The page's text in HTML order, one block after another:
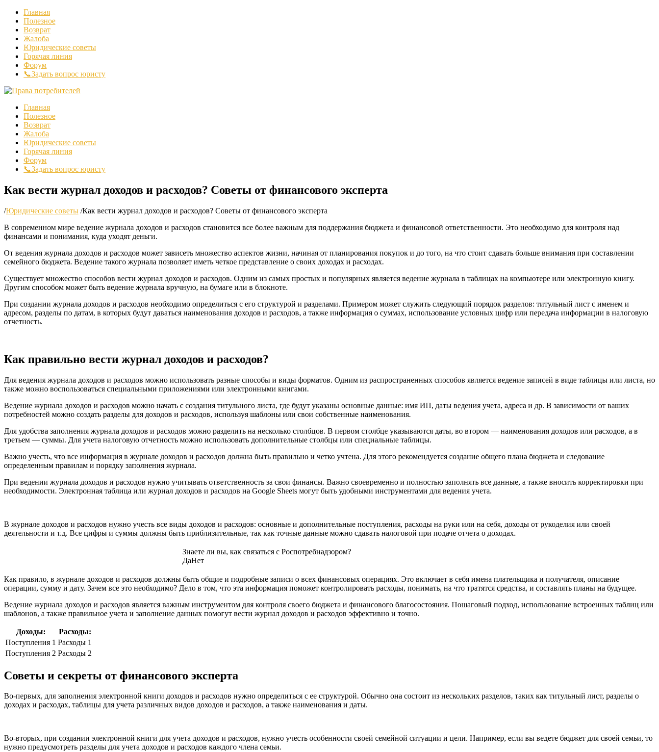
Главная
Полезное
Возврат
Жалоба
Юридические советы
Горячая линия
Форум
📞Задать вопрос юристу
Главная
Полезное
Возврат
Жалоба
Юридические советы
Горячая линия
Форум
📞Задать вопрос юристу
Как вести журнал доходов и расходов? Советы от финансового эксперта
/Юридические советы /Как вести журнал доходов и расходов? Советы от финансового эксперта
В современном мире ведение журнала доходов и расходов становится все более важным для поддержания бюджета и финансовой ответственности. Это необходимо для контроля над
финансами и понимания, куда уходят деньги.
От ведения журнала доходов и расходов может зависеть множество аспектов жизни, начиная от планирования покупок и до того, на что стоит сдавать больше внимания при составлении
семейного бюджета. Ведение такого журнала позволяет иметь четкое представление о своих доходах и расходах.
Существует множество способов вести журнал доходов и расходов. Одним из самых простых и популярных является ведение журнала в таблицах на компьютере или электронную книгу.
Другим способом может быть ведение журнала вручную, на бумаге или в блокноте.
При создании журнала доходов и расходов необходимо определиться с его структурой и разделами. Примером может служить следующий порядок разделов: титульный лист с именем и
адресом, разделы по датам, в которых будут даваться наименования доходов и расходов, а также информация о суммах, использование условных цифр или передача информации в налоговую
отчетность.
Как правильно вести журнал доходов и расходов?
Для ведения журнала доходов и расходов можно использовать разные способы и виды форматов. Одним из распространенных способов является ведение записей в виде таблицы или листа, но
также можно воспользоваться специальными приложениями или электронными книгами.
Ведение журнала доходов и расходов можно начать с создания титульного листа, где будут указаны основные данные: имя ИП, даты ведения учета, адреса и др. В зависимости от ваших
потребностей можно создать разделы для доходов и расходов, используя шаблоны или свои собственные наименования.
Для удобства заполнения журнала доходов и расходов можно разделить на несколько столбцов. В первом столбце указываются даты, во втором — наименования доходов или расходов, а в
третьем — суммы. Для учета налоговую отчетность можно использовать дополнительные столбцы или специальные таблицы.
Важно учесть, что все информация в журнале доходов и расходов должна быть правильно и четко учтена. Для этого рекомендуется создание общего плана бюджета и следование
определенным правилам и порядку заполнения журнала.
При ведении журнала доходов и расходов нужно учитывать ответственность за свои финансы. Важно своевременно и полностью заполнять все данные, а также вносить корректировки при
необходимости. Электронная таблица или журнал доходов и расходов на Google Sheets могут быть удобными инструментами для ведения учета.
В журнале доходов и расходов нужно учесть все виды доходов и расходов: основные и дополнительные поступления, расходы на руки или на себя, доходы от рукоделия или своей
деятельности и т.д. Все цифры и суммы должны быть приблизительные, так как точные данные можно сдавать налоговой при подаче отчета о доходах.
Знаете ли вы, как связаться с Роспотребнадзором?
ДаНет
Как правило, в журнале доходов и расходов должны быть общие и подробные записи о всех финансовых операциях. Это включает в себя имена плательщика и получателя, описание
операции, сумму и дату. Зачем все это необходимо? Дело в том, что эта информация поможет контролировать расходы, понимать, на что тратятся средства, и составлять планы на будущее.
Ведение журнала доходов и расходов является важным инструментом для контроля своего бюджета и финансового благосостояния. Пошаговый подход, использование встроенных таблиц или
шаблонов, а также правильное учета и заполнение данных помогут вести журнал доходов и расходов эффективно и точно.
Доходы:
Расходы:
Поступления 1 Расходы 1
Поступления 2 Расходы 2
Советы и секреты от финансового эксперта
Во-первых, для заполнения электронной книги доходов и расходов нужно определиться с ее структурой. Обычно она состоит из нескольких разделов, таких как титульный лист, разделы о
доходах и расходах, таблицы для учета различных видов доходов и расходов, а также наименования и даты.
Во-вторых, при создании электронной книги для учета доходов и расходов, нужно учесть особенности своей семейной ситуации и цели. Например, если вы ведете бюджет для своей семьи, то
нужно предусмотреть разделы для учета доходов и расходов каждого члена семьи.